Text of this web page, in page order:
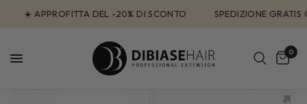
☀️ APPROFITTA DEL -20% DI SCONTO SPEDIZIONE GRATIS
0